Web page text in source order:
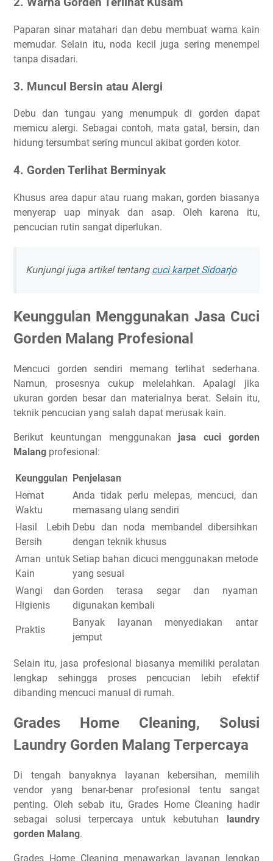
Paparan sinar matahari dan debu membuat warna kain
memudar. Selain itu, noda kecil juga sering menempel
tanpa disadari.
3. Muncul Bersin atau Alergi
Debu dan tungau yang menumpuk di gorden dapat
memicu alergi. Sebagai contoh, mata gatal, bersin, dan
hidung tersumbat sering muncul akibat gorden kotor.
4. Gorden Terlihat Berminyak
Khusus area dapur atau ruang makan, gorden biasanya
menyerap uap minyak dan asap. Oleh karena itu,
pencucian rutin sangat diperlukan.
Kunjungi juga artikel tentang cuci karpet Sidoarjo
Keunggulan Menggunakan Jasa Cuci
Gorden Malang Profesional
Mencuci gorden sendiri memang terlihat sederhana.
Namun, prosesnya cukup melelahkan. Apalagi jika
ukuran gorden besar dan materialnya berat. Selain itu,
teknik pencucian yang salah dapat merusak kain.
Berikut keuntungan menggunakan jasa cuci gorden
Malang profesional:
Keunggulan Penjelasan
Hemat
Waktu
Anda tidak perlu melepas, mencuci, dan
memasang ulang sendiri
Hasil Lebih
Bersih
Debu dan noda membandel dibersihkan
dengan teknik khusus
Aman untuk
Kain
Setiap bahan dicuci menggunakan metode
yang sesuai
Wangi dan
Higienis
Gorden terasa segar dan nyaman
digunakan kembali
Praktis
Banyak layanan menyediakan antar
jemput
Selain itu, jasa profesional biasanya memiliki peralatan
lengkap sehingga proses pencucian lebih efektif
dibanding mencuci manual di rumah.
Grades Home Cleaning, Solusi
Laundry Gorden Malang Terpercaya
Di tengah banyaknya layanan kebersihan, memilih
vendor yang benar-benar profesional tentu sangat
penting. Oleh sebab itu, Grades Home Cleaning hadir
sebagai solusi terpercaya untuk kebutuhan
laundry
gorden Malang.
Grades Home Cleaning menawarkan layanan lengkap